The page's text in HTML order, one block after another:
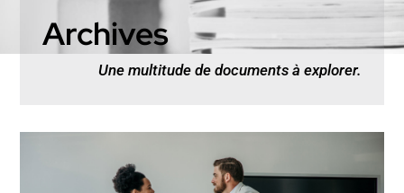
Archives
Une multitude de documents à explorer.